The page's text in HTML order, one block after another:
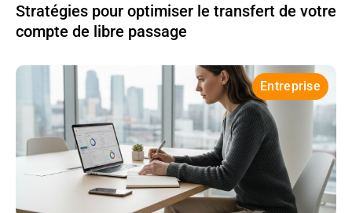
Stratégies pour optimiser le transfert de votre
compte de libre passage
Entreprise